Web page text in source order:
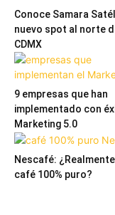
Conoce Samara
nuevo spot al norte
CDMX
9 empresas que han
implementado con
Marketing 5.0
Nescafé:
café 100% puro?